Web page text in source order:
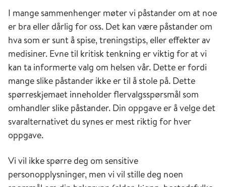
I mange sammenhenger møter vi påstander om at noe
er bra eller dårlig for oss. Det kan være påstander om
hva som er sunt å spise, treningstips, eller effekter av
medisiner. Evne til kritisk tenkning er viktig for at vi
kan ta informerte valg om helsen vår. Dette er fordi
mange slike påstander ikke er til å stole på. Dette
spørreskjemaet inneholder flervalgsspørsmål som
omhandler slike påstander. Din oppgave er å velge det
svaralternativet du synes er mest riktig for hver
oppgave.
Vi vil ikke spørre deg om sensitive
personopplysninger, men vi vil stille deg noen